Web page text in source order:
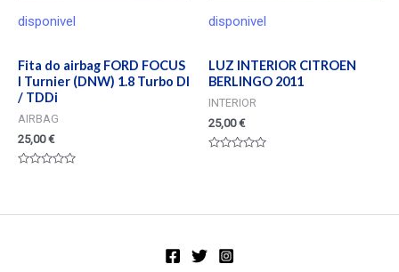
disponivel
Fita do airbag FORD FOCUS
I Turnier (DNW) 1.8 Turbo DI
/ TDDi
AIRBAG
25,00€
5
disponivel
LUZ INTERIOR CITROEN
BERLINGO 2011
INTERIOR
25,00€